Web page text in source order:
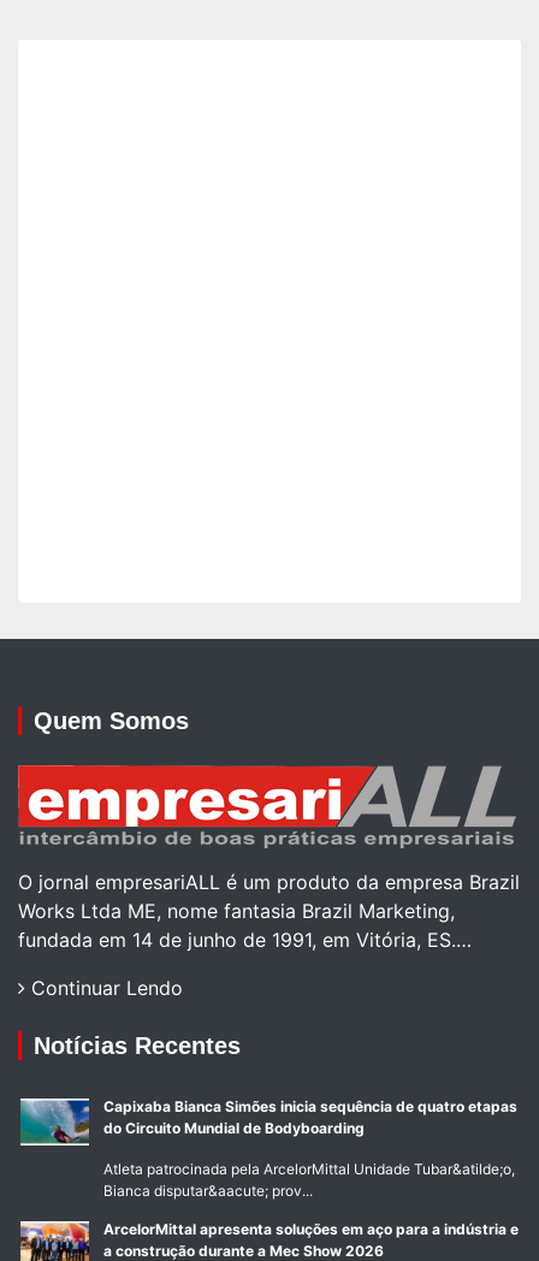
Quem Somos
O jornal empresariALL é um produto da empresa Brazil
Works Ltda ME, nome fantasia Brazil Marketing,
fundada em 14 de junho de 1991, em Vitória, ES.…
Continuar Lendo
Notícias Recentes
Capixaba Bianca Simões inicia sequência de quatro etapas
do Circuito Mundial de Bodyboarding
Atleta patrocinada pela ArcelorMittal Unidade Tubar&atilde;o,
Bianca disputar&aacute; prov...
ArcelorMittal apresenta soluções em aço para a indústria e
a construção durante a Mec Show 2026